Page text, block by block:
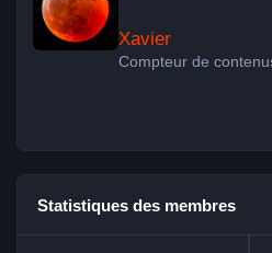
Xavier
Compteur de
Statistiques des membres